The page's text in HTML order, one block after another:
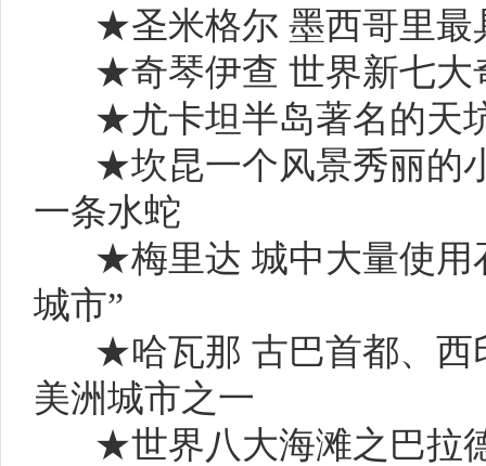
★圣米格尔 墨西哥里最
★奇琴伊查 世界新七大
★尤卡坦半岛著名的天
★坎昆一个风景秀丽的
一条水蛇
★梅里达 城中大量使用
城市”
★哈瓦那 古巴首都、西
美洲城市之一
★世界八大海滩之巴拉